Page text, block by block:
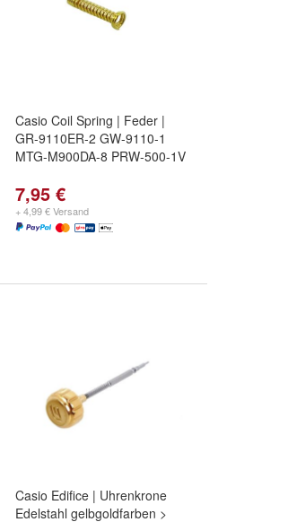
Casio Coil Spring | Feder |
GR-9110ER-2 GW-9110-1
MTG-M900DA-8 PRW-500-1V
7,95 €
+ 4,99 € Versand
Casio Edifice | Uhrenkrone
Edelstahl gelbgoldfarben >